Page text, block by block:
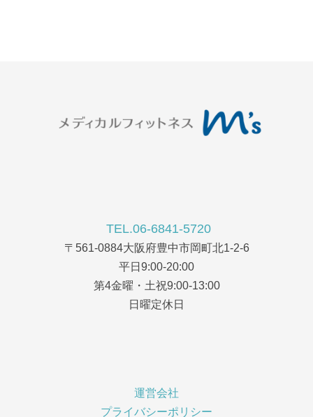
TEL.06-6841-5720
〒561-0884大阪府豊中市岡町北1-2-6
平日9:00-20:00
第4金曜・土祝9:00-13:00
日曜定休日
運営会社
プライバシーポリシー